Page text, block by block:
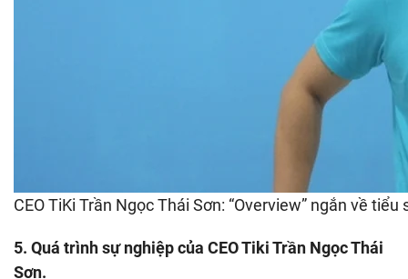
CEO TiKi Trần Ngọc Thái Sơn: “Overview” ngắn về tiểu
5. Quá trình sự nghiệp của CEO Tiki Trần Ngọc Thái
Sơn.